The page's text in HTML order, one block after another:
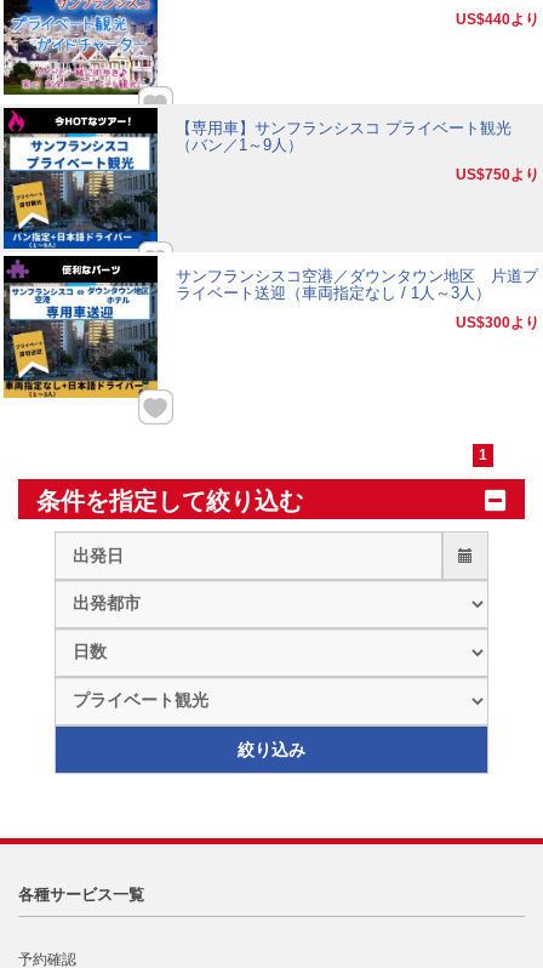
US$440より
【専用車】サンフランシスコ プライベート観光
（バン／1～9人）
US$750より
サンフランシスコ空港／ダウンタウン地区 片道プ
ライベート送迎（車両指定なし / 1人～3人）
US$300より
1
条件を指定して絞り込む
各種サービス一覧
予約確認